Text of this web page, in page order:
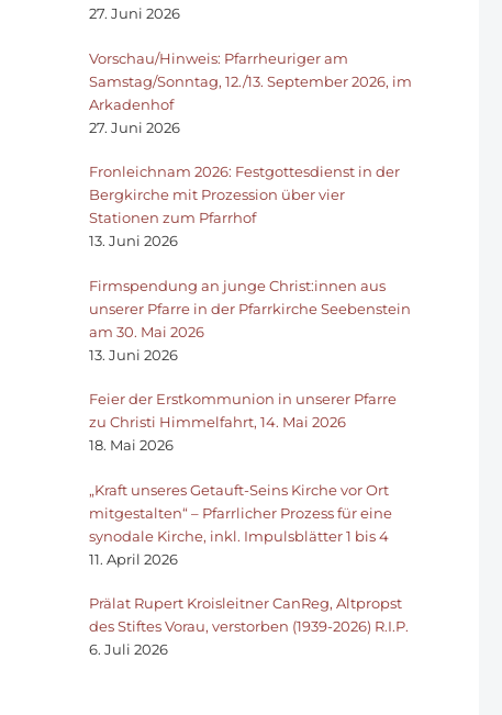
27. Juni 2026
Vorschau/Hinweis: Pfarrheuriger am
Samstag/Sonntag, 12./13. September 2026, im
Arkadenhof
27. Juni 2026
Fronleichnam 2026: Festgottesdienst in der
Bergkirche mit Prozession über vier
Stationen zum Pfarrhof
13. Juni 2026
Firmspendung an junge Christ:innen aus
unserer Pfarre in der Pfarrkirche Seebenstein
am 30. Mai 2026
13. Juni 2026
Feier der Erstkommunion in unserer Pfarre
zu Christi Himmelfahrt, 14. Mai 2026
18. Mai 2026
„Kraft unseres Getauft-Seins Kirche vor Ort
mitgestalten“ – Pfarrlicher Prozess für eine
synodale Kirche, inkl. Impulsblätter 1 bis 4
11. April 2026
Prälat Rupert Kroisleitner CanReg, Altpropst
des Stiftes Vorau, verstorben (1939-2026) R.I.P.
6. Juli 2026